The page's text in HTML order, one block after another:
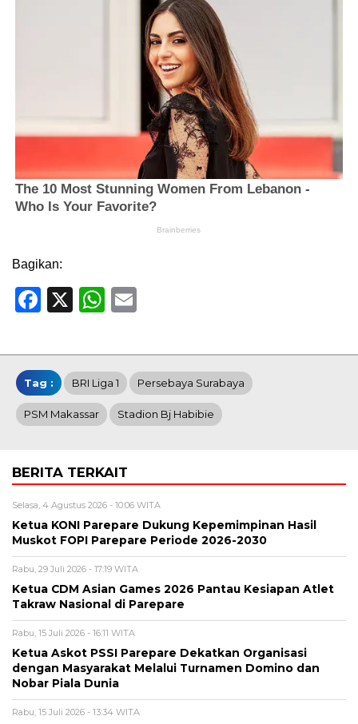
Bagikan:
Facebook
X WhatsApp
Tag : BRI Liga 1 Persebaya Surabaya
PSM Makassar Stadion Bj Habibie
BERITA TERKAIT
Selasa, 4 Agustus 2026 - 10:06 WITA
Ketua KONI Parepare Dukung Kepemimpinan Hasil
Muskot FOPI Parepare Periode 2026-2030
Rabu, 29 Juli 2026 - 17:19 WITA
Ketua CDM Asian Games 2026 Pantau Kesiapan Atlet
Takraw Nasional di Parepare
Rabu, 15 Juli 2026 - 16:11 WITA
Ketua Askot PSSI Parepare Dekatkan Organisasi
dengan Masyarakat Melalui Turnamen Domino dan
Nobar Piala Dunia
Rabu, 15 Juli 2026 - 13:34 WITA